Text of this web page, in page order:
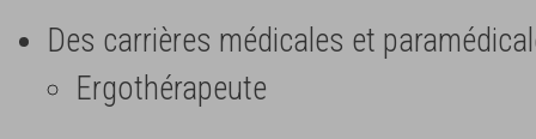
Des carrières médicales et
Ergothérapeute